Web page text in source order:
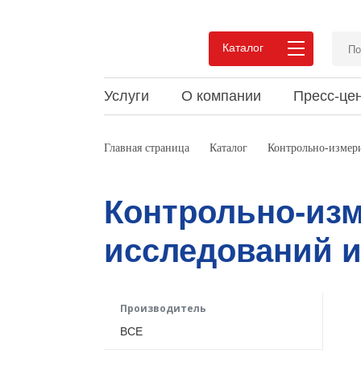
Каталог
Услуги О компании
Преимущества сотрудничества
Пресс-
Новости
Статьи и обзоры
Главная страница Каталог Контрольно-
Контрольно-
исследований
Производитель
ВСЕ